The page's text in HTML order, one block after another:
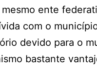
ente
com o
devido para o
bastante